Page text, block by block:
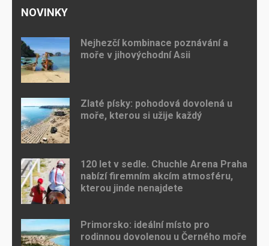
NOVINKY
Nejhezčí kombinace poznávání a
moře v jihovýchodní Asii
Zlaté písky: pohodová dovolená u
moře, kterou si užije každý
120 let v sedle. Chuchle Arena Praha
nabízí firemním akcím atmosféru,
kterou jinde nenajdete
Primorsko: ideální místo pro
rodinnou dovolenou u Černého moře